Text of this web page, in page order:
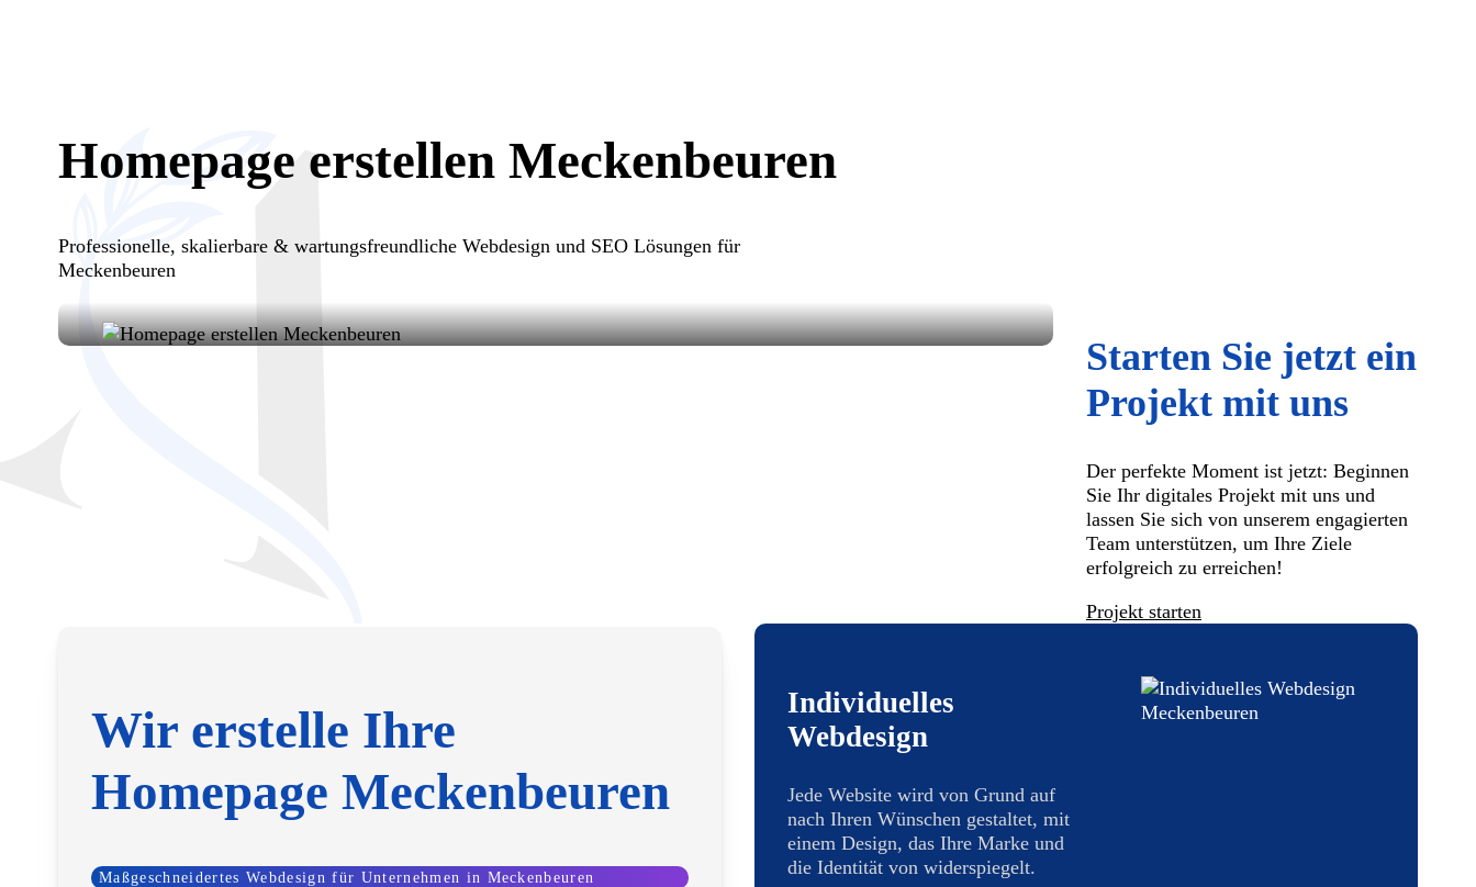
Homepage erstellen Meckenbeuren
Professionelle, skalierbare & wartungsfreundliche Webdesign und SEO Lösungen für
Meckenbeuren
Starten Sie jetzt ein
Projekt mit uns
Der perfekte Moment ist jetzt: Beginnen
Sie Ihr digitales Projekt mit uns und
lassen Sie sich von unserem engagierten
Team unterstützen, um Ihre Ziele
erfolgreich zu erreichen!
Projekt starten
Wir erstelle Ihre
Homepage Meckenbeuren
Maßgeschneidertes Webdesign für Unternehmen in Meckenbeuren
Individuelles
Webdesign
Jede Website wird von Grund auf
nach Ihren Wünschen gestaltet, mit
einem Design, das Ihre Marke und
die Identität von widerspiegelt.